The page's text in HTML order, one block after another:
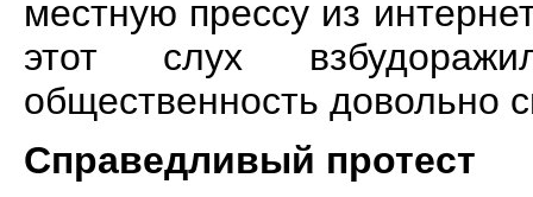
местную прессу из
этот слух
общественность довольно
Справедливый протест